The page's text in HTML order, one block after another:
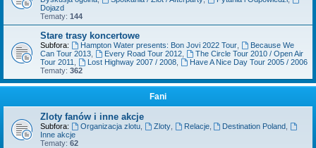
Dojazd
Tematy: 144
Stare trasy koncertowe
Subfora: Hampton Water presents: Bon Jovi 2022 Tour,
Because We
Can Tour 2013
Every Road Tour 2012,
The Circle Tour 2010 / Open Air
Tour 2011
Lost Highway 2007 / 2008,
Have A Nice Day Tour 2005 / 2006
Tematy: 362
Fani
Zloty fanów i inne akcje
Subfora: Organizacja zlotu, Zloty, Relacje, Destination Poland
Inne akcje
Tematy: 62